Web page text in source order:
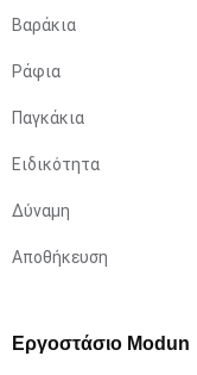
Βαράκια
Ράφια
Παγκάκια
Ειδικότητα
Δύναμη
Αποθήκευση
Εργοστάσιο Modun